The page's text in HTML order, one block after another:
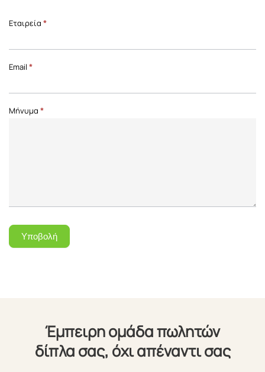
Επικοινωνία
Page
Εταιρεία *
Email *
Μήνυμα *
Υποβολή
Έμπειρη ομάδα πωλητών
δίπλα σας, όχι απέναντι σας